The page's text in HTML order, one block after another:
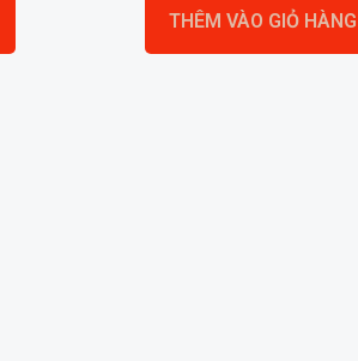
THÊM VÀO GIỎ HÀNG